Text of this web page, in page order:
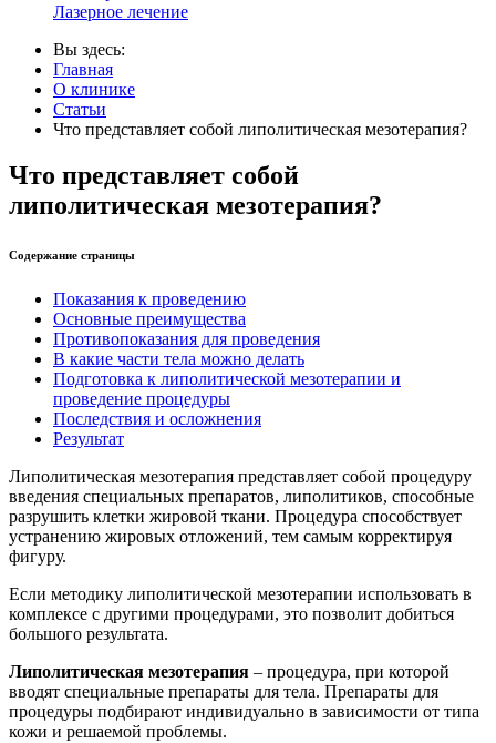
Лазерное лечение
Вы здесь:
Главная
О клинике
Статьи
Что представляет собой липолитическая мезотерапия?
Что представляет собой
липолитическая мезотерапия?
Содержание страницы
Показания к проведению
Основные преимущества
Противопоказания для проведения
В какие части тела можно делать
Подготовка к липолитической мезотерапии и
проведение процедуры
Последствия и осложнения
Результат
Липолитическая мезотерапия представляет собой процедуру
введения специальных препаратов, липолитиков, способные
разрушить клетки жировой ткани. Процедура способствует
устранению жировых отложений, тем самым корректируя
фигуру.
Если методику липолитической мезотерапии использовать в
комплексе с другими процедурами, это позволит добиться
большого результата.
Липолитическая мезотерапия – процедура, при которой
вводят специальные препараты для тела. Препараты для
процедуры подбирают индивидуально в зависимости от типа
кожи и решаемой проблемы.